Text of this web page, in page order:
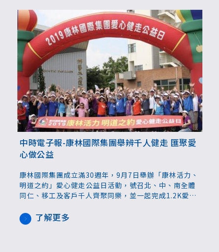
中時電子報-康林國際集團舉辨千人健走 匯聚愛
心做公益
康林國際集團成立滿30週年，9月7日舉辦「康林活力、
明道之約」愛心健走公益日活動，號召北、中、南全體
同仁、移工及客戶千人齊聚同樂，並一起完成1.2K愛心
及透過「社團法人台灣關愛發展協會」落實捐款捐物資
給真正需要幫助的朋友。
了解更多